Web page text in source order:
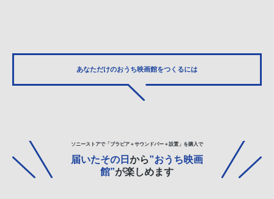
あなただけのおうち映画館をつくるには
ソニーストアで「ブラビア＋サウンドバー ＋設置」 を購入で
届いたその日 から”おうち映画
館”が楽しめます